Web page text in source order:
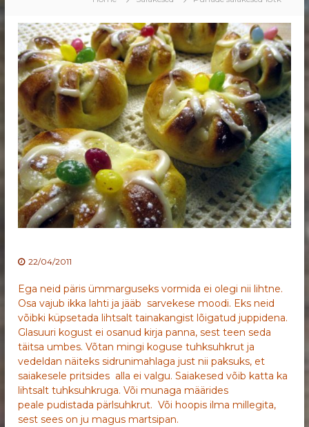
22/04/2011
Ega neid päris ümmarguseks vormida ei olegi nii lihtne.
Osa vajub ikka lahti ja jääb sarvekese moodi. Eks neid
võibki küpsetada lihtsalt tainakangist lõigatud juppidena.
Glasuuri kogust ei osanud kirja panna, sest teen seda
täitsa umbes. Võtan mingi koguse tuhksuhkrut ja
vedeldan näiteks sidrunimahlaga just nii paksuks, et
saiakesele pritsides alla ei valgu. Saiakesed võib katta ka
lihtsalt tuhksuhkruga. Või munaga määrides
peale pudistada pärlsuhkrut. Või hoopis ilma millegita,
sest sees on ju magus martsipan.